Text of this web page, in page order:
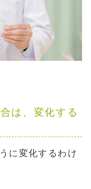
は、変化する
に変化するわけ